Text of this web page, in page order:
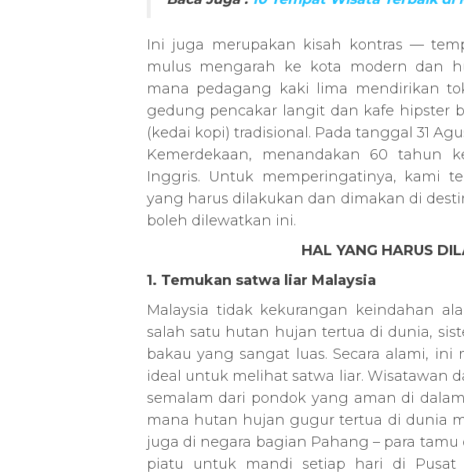
Ini juga merupakan kisah kontras —
mulus mengarah ke kota modern dan
mana pedagang kaki lima mendirikan
gedung pencakar langit dan kafe hipster
(kedai kopi) tradisional. Pada tanggal 31
Kemerdekaan, menandakan 60 tahun
Inggris. Untuk memperingatinya, kami
yang harus dilakukan dan dimakan di
boleh dilewatkan ini.
HAL YANG HARUS
1. Temukan satwa liar Malaysia
Malaysia tidak kekurangan keindahan
salah satu hutan hujan tertua di dunia,
bakau yang sangat luas. Secara alami,
ideal untuk melihat satwa liar. Wisatawan
semalam dari pondok yang aman di
mana hutan hujan gugur tertua di dunia
juga di negara bagian Pahang – para
piatu untuk mandi setiap hari di Pusat